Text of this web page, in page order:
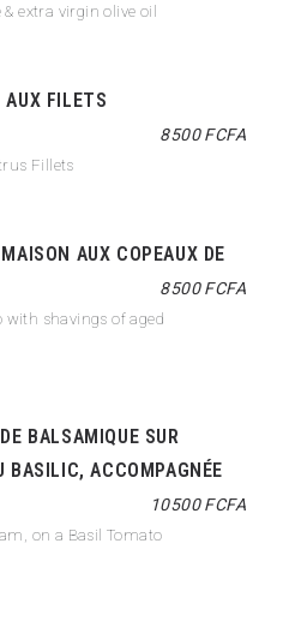
extra virgin olive oil
AUX FILETS
8500 FCFA
Fillets
AUX COPEAUX DE
8500 FCFA
with shavings of aged
BALSAMIQUE SUR
BASILIC, ACCOMPAGNÉE
10500 FCFA
on a Basil Tomato